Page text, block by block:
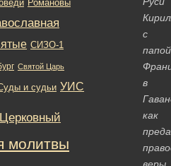
с
папой
в
как
веры.
Романовы
СИЗО-1
Святой Царь
и судьи УИС
Церковный
молитвы